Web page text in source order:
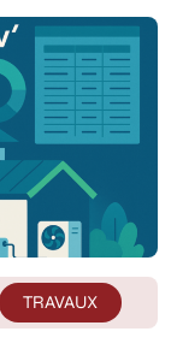
TRAVAUX